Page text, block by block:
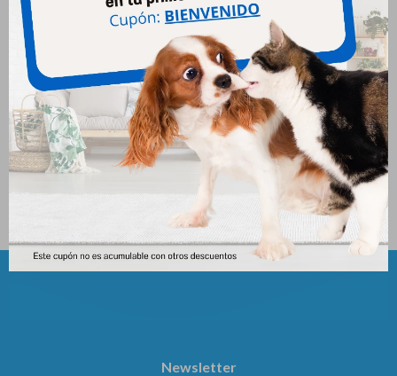
Juguete Para Gatos Laser
$
Juguete Para Perro Rosquilla
(cada Una)
183
Newsletter